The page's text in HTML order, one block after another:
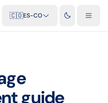
🇨🇴ES-CO
guide